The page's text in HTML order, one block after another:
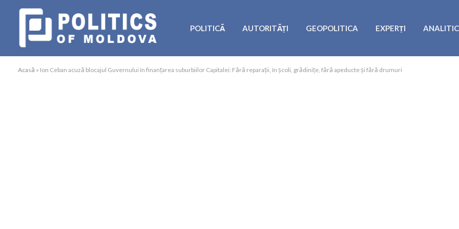
POLITICĂ AUTORITĂȚI GEOPOLITICA EXPERȚI
Acasă » Ion Ceban acuză blocajul Guvernului în finanțarea suburbiilor Capitalei: Fără reparații, în școli, grădinițe, fără apeducte și fără drumuri